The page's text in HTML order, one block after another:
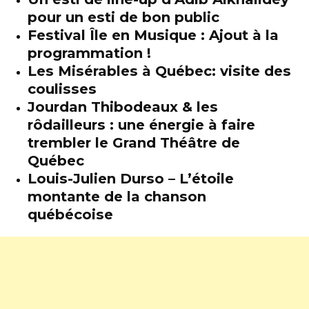
pour un esti de bon public
Festival Île en Musique : Ajout à la
programmation !
Les Misérables à Québec: visite des
coulisses
Jourdan Thibodeaux & les
rôdailleurs : une énergie à faire
trembler le Grand Théâtre de
Québec
Louis-Julien Durso – L’étoile
montante de la chanson
québécoise